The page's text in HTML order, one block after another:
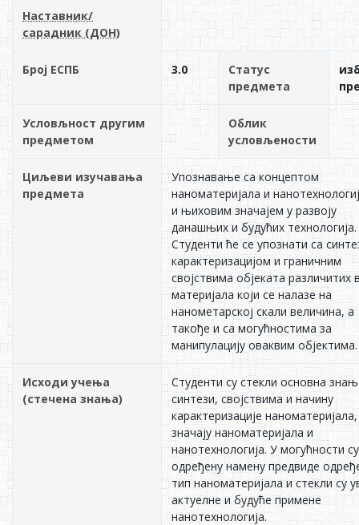
Наставник/
сарадник (ДОН)
Број ЕСПБ 3.0
Статус
предмета
Условљност другим
предметом
Облик
условљености
Циљеви изучавања
предмета
Упознавање са концептом
наноматеријала и
и њиховим значајем у развоју
данашњих и будућих технологија.
Студенти ће се упознати са
карактеризацијом и граничним
својствима објеката различитих
материјала који се налазе на
нанометарској скали величина, а
такође и са могућностима за
манипулацију оваквим објектима.
Исходи учења
(стечена знања)
Студенти су стекли основна
синтези, својствима и начину
карактеризације
значају наноматеријала и
нанотехнологија. У могућности
одређену намену предвиде
тип наноматеријала и стекли су
актуелне и будуће примене
нанотехнологија.